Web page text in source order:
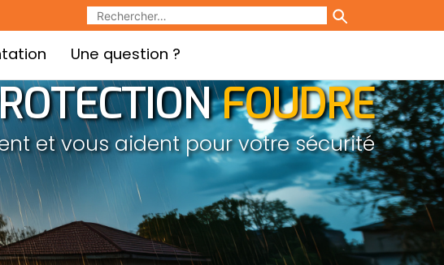
Une question ?
FOUDRE
et vous aident pour votre sécurité